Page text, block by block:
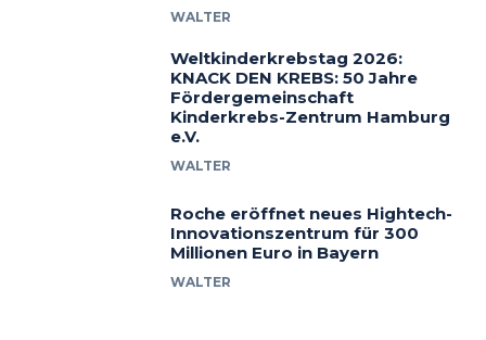
WALTER
Weltkinderkrebstag 2026:
KNACK DEN KREBS: 50 Jahre
Fördergemeinschaft
Kinderkrebs-Zentrum Hamburg
e.V.
WALTER
Roche eröffnet neues Hightech-
Innovationszentrum für 300
Millionen Euro in Bayern
WALTER